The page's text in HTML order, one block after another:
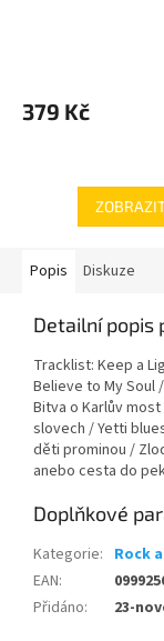
379 Kč
Popis Diskuze
Detailní popis
Tracklist: Keep a
Believe to My Soul
Bitva o Karlův
slovech / Yetti
děti prominou /
anebo cesta do
Doplňkové
Kategorie: Rock
EAN:
Přidáno: 23-